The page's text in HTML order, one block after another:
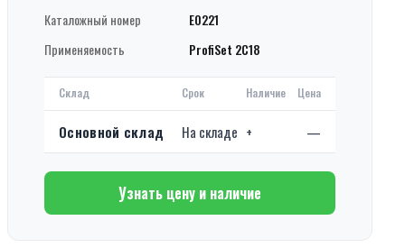
Каталожный номер
E0221
Применяемость
ProfiSet 2С18
Склад Срок Наличие Цена
Основной склад На складе + —
Узнать цену и наличие